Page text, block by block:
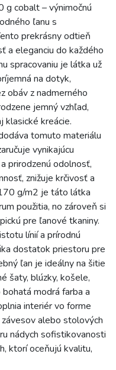
g cobalt – výnimočnú
ľanu s
prekrásny odtieň
a eleganciu do každého
spracovaniu je látka už
na dotyk,
obáv z nadmerného
jemný vzhľad,
klasické kreácie.
tomuto materiálu
vynikajúcu
prirodzenú odolnosť,
znižuje krčivosť a
g/m2 je táto látka
použitia, no zároveň si
pre ľanové tkaniny.
línií a prírodnú
dostatok priestoru pre
ľan je ideálny na šitie
šaty, blúzky, košele,
bohatá modrá farba a
interiér vo forme
alebo stolových
nádych sofistikovanosti
ktorí oceňujú kvalitu,